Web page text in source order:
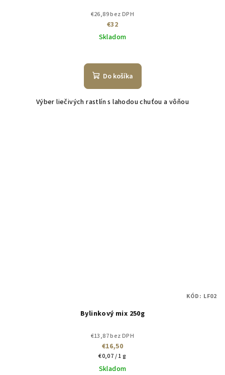
€26,89 bez DPH
€32
Skladom
Do košíka
Výber liečivých rastlín s lahodou chuťou a vôňou
Bylinkový mix 250g
€13,87 bez DPH
€16,50
Jednotková
cena:
€0,07 / 1 g
Skladom
KÓD: LF02